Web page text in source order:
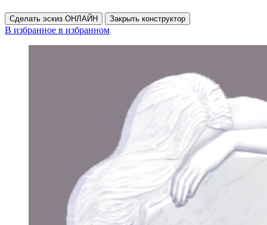
Сделать эскиз ОНЛАЙН Закрыть конструктор
В избранное в избранном